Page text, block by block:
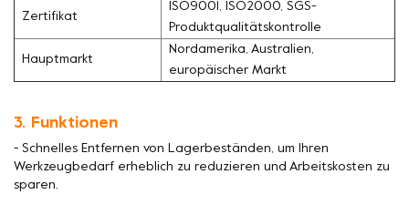
Zertifikat
ISO9001, ISO2000, SGS-
Produktqualitätskontrolle
Hauptmarkt
Nordamerika, Australien,
europäischer Markt
3. Funktionen
- Schnelles Entfernen von Lagerbeständen, um Ihren
Werkzeugbedarf erheblich zu reduzieren und Arbeitskosten zu
sparen.